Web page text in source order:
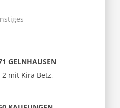
GELNHAUSEN
mit Kira Betz,